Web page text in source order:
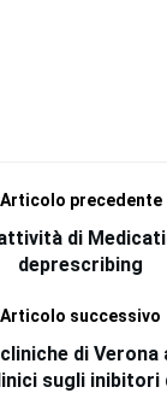
Articolo precedente
di
deprescribing
Articolo successivo
di Verona
sugli inibitori